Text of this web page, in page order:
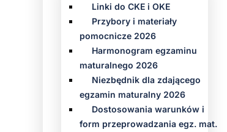
Linki do CKE i OKE
Przybory i materiały
pomocnicze 2026
Harmonogram egzaminu
maturalnego 2026
Niezbędnik dla zdającego
egzamin maturalny 2026
Dostosowania warunków i
form przeprowadzania egz. mat.